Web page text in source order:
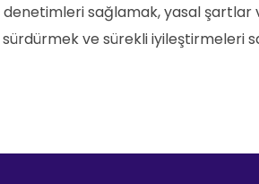
sağlamak, yasal
ve sürekli iyileştirmeleri